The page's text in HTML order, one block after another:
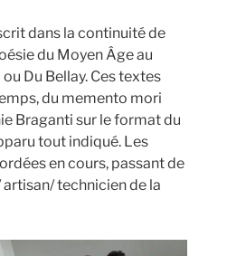
dans la continuité de
du Moyen Âge au
Du Bellay. Ces textes
du memento mori
Braganti sur le format du
tout indiqué. Les
en cours, passant de
technicien de la